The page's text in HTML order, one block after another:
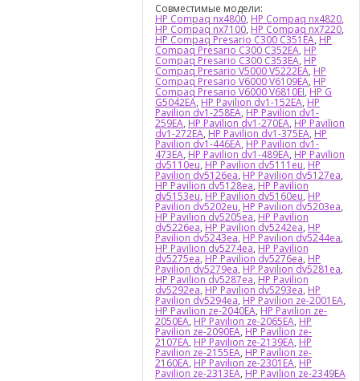
Совместимые модели:
HP Compaq nx4800, HP Compaq nx4820,
HP Compaq nx7100, HP Compaq nx7220,
HP Compaq Presario C300 C351EA, HP
Compaq Presario C300 C352EA, HP
Compaq Presario C300 C353EA, HP
Compaq Presario V5000 V5222EA, HP
Compaq Presario V6000 V6109EA, HP
Compaq Presario V6000 V6810EI, HP G
G5042EA, HP Pavilion dv1-152EA, HP
Pavilion dv1-258EA, HP Pavilion dv1-
259EA, HP Pavilion dv1-270EA, HP Pavilion
dv1-272EA, HP Pavilion dv1-375EA, HP
Pavilion dv1-446EA, HP Pavilion dv1-
473EA, HP Pavilion dv1-489EA, HP Pavilion
dv5110eu, HP Pavilion dv5111eu, HP
Pavilion dv5126ea, HP Pavilion dv5127ea,
HP Pavilion dv5128ea, HP Pavilion
dv5153eu, HP Pavilion dv5160eu, HP
Pavilion dv5202eu, HP Pavilion dv5203ea,
HP Pavilion dv5205ea, HP Pavilion
dv5226ea, HP Pavilion dv5242ea, HP
Pavilion dv5243ea, HP Pavilion dv5244ea,
HP Pavilion dv5274ea, HP Pavilion
dv5275ea, HP Pavilion dv5276ea, HP
Pavilion dv5279ea, HP Pavilion dv5281ea,
HP Pavilion dv5287ea, HP Pavilion
dv5292ea, HP Pavilion dv5293ea, HP
Pavilion dv5294ea, HP Pavilion ze-2001EA,
HP Pavilion ze-2040EA, HP Pavilion ze-
2050EA, HP Pavilion ze-2065EA, HP
Pavilion ze-2090EA, HP Pavilion ze-
2107EA, HP Pavilion ze-2139EA, HP
Pavilion ze-2155EA, HP Pavilion ze-
2160EA, HP Pavilion ze-2301EA, HP
Pavilion ze-2313EA, HP Pavilion ze-2349EA